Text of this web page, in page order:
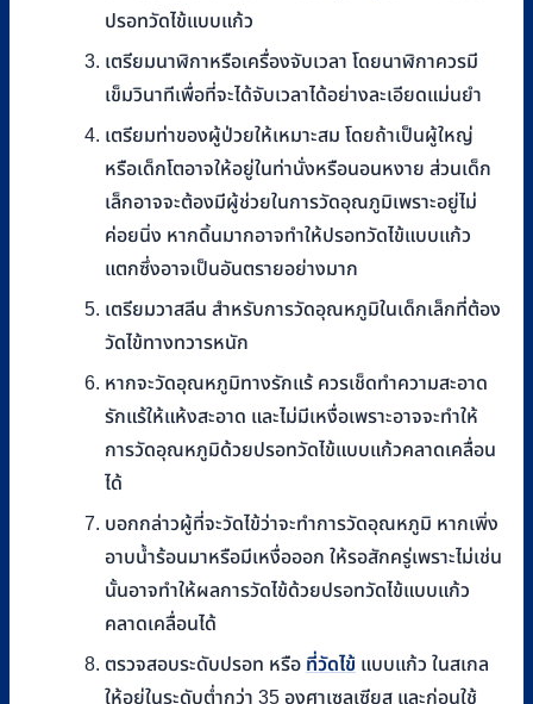
ปรอทวัดไข้แบบแก้ว
เตรียมนาฬิกาหรือเครื่องจับเวลา โดยนาฬิกาควรมี
เข็มวินาทีเพื่อที่จะได้จับเวลาได้อย่างละเอียดแม่นยำ
เตรียมท่าของผู้ป่วยให้เหมาะสม โดยถ้าเป็นผู้ใหญ่
หรือเด็กโตอาจให้อยู่ในท่านั่งหรือนอนหงาย ส่วนเด็ก
เล็กอาจจะต้องมีผู้ช่วยในการวัดอุณภูมิเพราะอยู่ไม่
ค่อยนิ่ง หากดิ้นมากอาจทำให้ปรอทวัดไข้แบบแก้ว
แตกซึ่งอาจเป็นอันตรายอย่างมาก
เตรียมวาสลีน สำหรับการวัดอุณหภูมิในเด็กเล็กที่ต้อง
วัดไข้ทางทวารหนัก
หากจะวัดอุณหภูมิทางรักแร้ ควรเช็ดทำความสะอาด
รักแร้ให้แห้งสะอาด และไม่มีเหงื่อเพราะอาจจะทำให้
การวัดอุณหภูมิด้วยปรอทวัดไข้แบบแก้วคลาดเคลื่อน
ได้
บอกกล่าวผู้ที่จะวัดไข้ว่าจะทำการวัดอุณหภูมิ หากเพิ่ง
อาบน้ำร้อนมาหรือมีเหงื่อออก ให้รอสักครู่เพราะไม่เช่น
นั้นอาจทำให้ผลการวัดไข้ด้วยปรอทวัดไข้แบบแก้ว
คลาดเคลื่อนได้
ตรวจสอบระดับปรอท หรือ ที่วัดไข้ แบบแก้ว ในสเกล
ให้อยู่ในระดับต่ำกว่า 35 องศาเซลเซียส และก่อนใช้